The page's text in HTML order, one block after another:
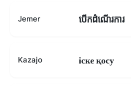
Jemer បើកដំណើរការ
Kazajo іске қосу